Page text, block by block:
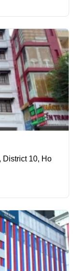
District 10, Ho